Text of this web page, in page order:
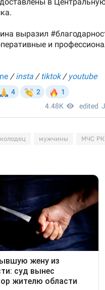
колодец мужчины МЧС РК